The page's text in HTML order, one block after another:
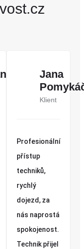
Jana
Klient
Profesionální
přístup
techniků,
rychlý
dojezd, za
nás naprostá
spokojenost.
Technik přijel